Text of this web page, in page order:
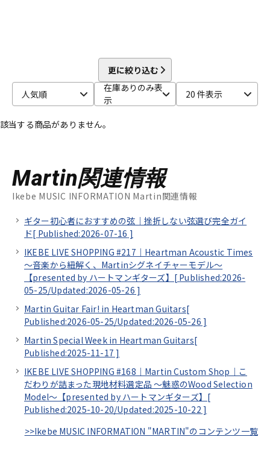
更に絞り込む
人気順
在庫ありのみ表
示
20 件表示
該当する商品がありません。
Martin関連情報
Ikebe MUSIC INFORMATION Martin関連情報
ギター初心者におすすめの弦｜挫折しない弦選び完全ガイ
ド[ Published:2026-07-16 ]
IKEBE LIVE SHOPPING #217｜Heartman Acoustic Times
～音楽から紐解く、Martinシグネイチャーモデル～
【presented by ハートマンギターズ】[ Published:2026-
05-25/Updated:2026-05-26 ]
Martin Guitar Fair! in Heartman Guitars[
Published:2026-05-25/Updated:2026-05-26 ]
Martin Special Week in Heartman Guitars[
Published:2025-11-17 ]
IKEBE LIVE SHOPPING #168｜Martin Custom Shop｜こ
だわりが詰まった現地材料選定品 ～魅惑のWood Selection
Model～【presented by ハートマンギターズ】[
Published:2025-10-20/Updated:2025-10-22 ]
>>Ikebe MUSIC INFORMATION "MARTIN"のコンテンツ一覧